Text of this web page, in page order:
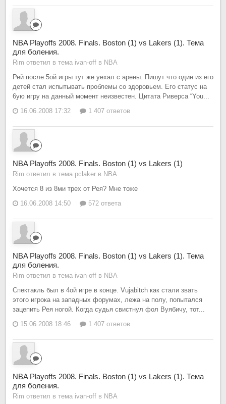
NBA Playoffs 2008. Finals. Boston (1) vs Lakers (1). Тема
для боления.
Rim ответил в тема ivan-off в NBA
Рей после 5ой игры тут же уехал с арены. Пишут что один из его
детей стал испытывать проблемы со здоровьем. Его статус на
6ую игру на данный момент неизвестен. Цитата Риверса “You...
16.06.2008 17:32
1 407 ответов
NBA Playoffs 2008. Finals. Boston (1) vs Lakers (1)
Rim ответил в тема pclaker в NBA
Хочется 8 из 8ми трех от Рея? Мне тоже
16.06.2008 14:50
572 ответа
NBA Playoffs 2008. Finals. Boston (1) vs Lakers (1). Тема
для боления.
Rim ответил в тема ivan-off в NBA
Спектакль был в 4ой игре в конце. Vujabitch как стали звать
этого игрока на западных форумах, лежа на полу, попытался
зацепить Рея ногой. Когда судья свистнул фол Вуябичу, тот...
15.06.2008 18:46
1 407 ответов
NBA Playoffs 2008. Finals. Boston (1) vs Lakers (1). Тема
для боления.
Rim ответил в тема ivan-off в NBA